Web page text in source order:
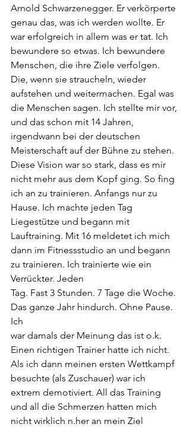
Arnold Schwarzenegger. Er verkörperte
genau das, was ich werden wollte. Er
war erfolgreich in allem was er tat. Ich
bewundere so etwas. Ich bewundere
Menschen, die ihre Ziele verfolgen.
Die, wenn sie straucheln, wieder
aufstehen und weitermachen. Egal was
die Menschen sagen. Ich stellte mir vor,
und das schon mit 14 Jahren,
irgendwann bei der deutschen
Meisterschaft auf der Bühne zu stehen.
Diese Vision war so stark, dass es mir
nicht mehr aus dem Kopf ging. So fing
ich an zu trainieren. Anfangs nur zu
Hause. Ich machte jeden Tag
Liegestütze und begann mit
Lauftraining. Mit 16 meldetet ich mich
dann im Fitnessstudio an und begann
zu trainieren. Ich trainierte wie ein
Verrückter. Jeden
Tag. Fast 3 Stunden. 7 Tage die Woche.
Das ganze Jahr hindurch. Ohne Pause.
Ich
war damals der Meinung das ist o.k.
Einen richtigen Trainer hatte ich nicht.
Als ich dann meinen ersten Wettkampf
besuchte (als Zuschauer) war ich
extrem demotiviert. All das Training
und all die Schmerzen hatten mich
nicht wirklich n.her an mein Ziel